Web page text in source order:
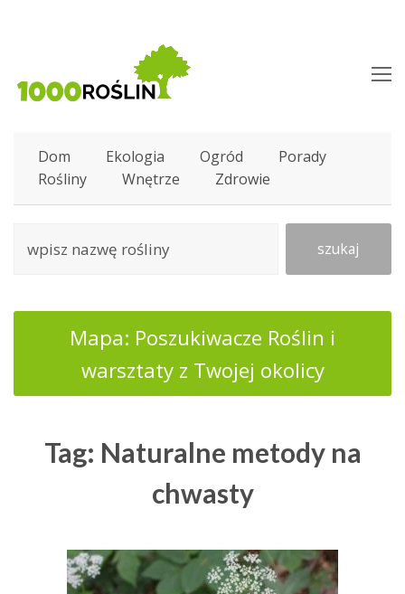
Dom Ekologia Ogród
Porady
Rośliny
Wnętrze Zdrowie
szukaj
Mapa: Poszukiwacze Roślin i
warsztaty z Twojej okolicy
Tag: Naturalne metody na
chwasty